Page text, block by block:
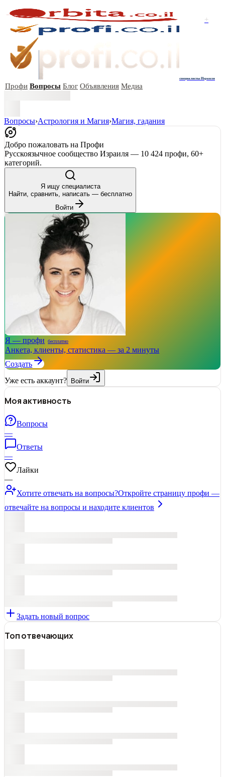
+
специалисты Израиля
Профи Вопросы Блог Объявления Медиа
Вопросы›Астрология и Магия›Магия, гадания
Добро пожаловать на Профи
Русскоязычное сообщество Израиля — 10 424 профи, 60+
категорий.
Я ищу специалиста
Найти, сравнить, написать — бесплатно
Войти
Я — профи бесплатно
Анкета, клиенты, статистика — за 2 минуты
Создать
Уже есть аккаунт? Войти
Моя активность
Вопросы
—
Ответы
—
Лайки
—
Хотите отвечать на вопросы?Откройте страницу профи —
отвечайте на вопросы и находите клиентов
Задать новый вопрос
Топ отвечающих